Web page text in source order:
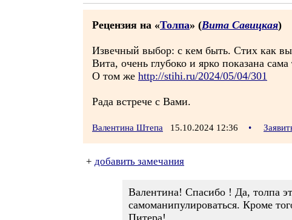
Рецензия на «Толпа» (Вита Савицкая)
Извечный выбор: с кем быть. Стих как
Вита, очень глубоко и ярко показана
О том же http://stihi.ru/2024/05/04/301
Рада встрече с Вами.
Валентина Штепа 15.10.2024 12:36 •
+ добавить замечания
Валентина! Спасибо ! Да, толпа
самоманипулироваться. Кроме
Питера!